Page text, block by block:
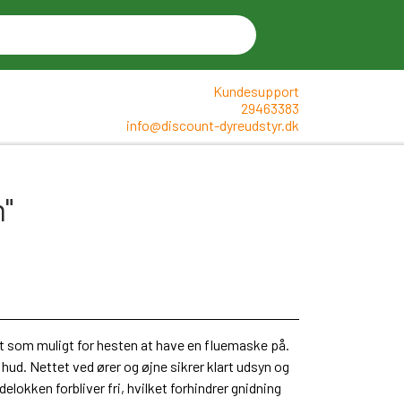
Kundesupport
29463383
info@discount-dyreudstyr.dk
som muligt for hesten at have en fluemaske på.
Nettet ved ører og øjne sikrer klart udsyn og
forbliver fri, hvilket forhindrer gnidning